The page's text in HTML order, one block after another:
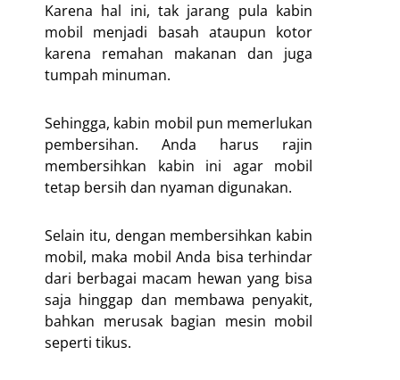
Karena hal ini, tak jarang pula kabin
mobil menjadi basah ataupun kotor
karena remahan makanan dan juga
tumpah minuman.
Sehingga, kabin mobil pun memerlukan
pembersihan. Anda harus rajin
membersihkan kabin ini agar mobil
tetap bersih dan nyaman digunakan.
Selain itu, dengan membersihkan kabin
mobil, maka mobil Anda bisa terhindar
dari berbagai macam hewan yang bisa
saja hinggap dan membawa penyakit,
bahkan merusak bagian mesin mobil
seperti tikus.